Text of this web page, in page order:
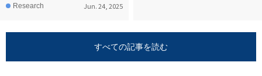
Research
Jun. 24, 2025
すべての記事を読む